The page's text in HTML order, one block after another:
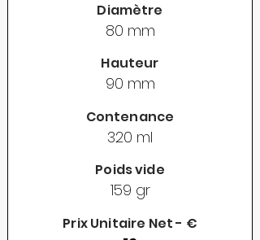
Diamètre
80 mm
Hauteur
90 mm
Contenance
320 ml
Poids vide
159 gr
Prix Unitaire Net - €